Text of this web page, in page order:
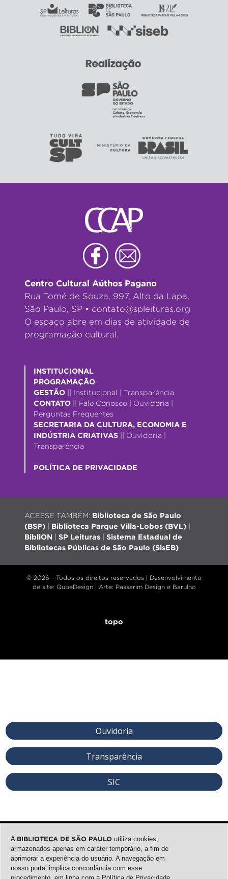
Centro Cultural Aúthos Pagano
Rua Tomé de Souza, 997, Alto da Lapa,
São Paulo, SP • contato@spleituras.org
O espaço abre em dias de atividade de
programação cultural.
INSTITUCIONAL
PROGRAMAÇÃO
GESTÃO
Institucional
Transparência
CONTATO
Fale Conosco Ouvidoria
Perguntas Frequentes
SECRETARIA DA CULTURA, ECONOMIA E
INDÚSTRIA CRIATIVAS
Ouvidoria
Transparência
POLÍTICA DE PRIVACIDADE
ACESSE TAMBÉM: Biblioteca de São Paulo
(BSP)
Biblioteca Parque Villa-Lobos (BVL)
BibliON
SP Leituras
Sistema Estadual de
Bibliotecas Públicas de São Paulo (SisEB)
© 2026 - Todos os direitos reservados | Desenvolvimento
de site: QubeDesign | Arte: Passarim Design e Barulho
topo
Ouvidoria
Transparência
SIC
A BIBLIOTECA DE SÃO PAULO utiliza cookies,
armazenados apenas em caráter temporário, a fim de
aprimorar a experiência do usuário. A navegação em
nosso portal implica concordância com esse